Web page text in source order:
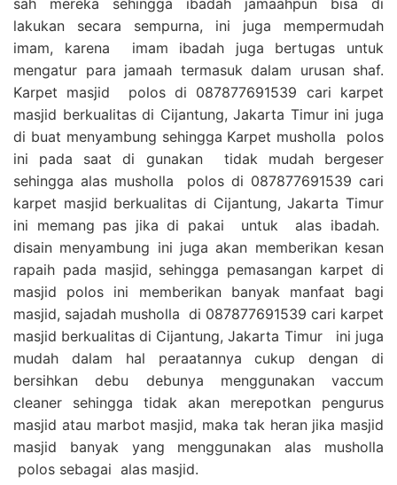
lakukan secara sempurna, ini juga mempermudah
imam, karena imam ibadah juga bertugas untuk
mengatur para jamaah termasuk dalam urusan shaf.
Karpet masjid polos di 087877691539 cari karpet
masjid berkualitas di Cijantung, Jakarta Timur ini juga
di buat menyambung sehingga Karpet musholla polos
ini pada saat di gunakan tidak mudah bergeser
sehingga alas musholla polos di 087877691539 cari
karpet masjid berkualitas di Cijantung, Jakarta Timur
ini memang pas jika di pakai untuk alas ibadah.
disain menyambung ini juga akan memberikan kesan
rapaih pada masjid, sehingga pemasangan karpet di
masjid polos ini memberikan banyak manfaat bagi
masjid, sajadah musholla di 087877691539 cari karpet
masjid berkualitas di Cijantung, Jakarta Timur ini juga
mudah dalam hal peraatannya cukup dengan di
bersihkan debu debunya menggunakan vaccum
cleaner sehingga tidak akan merepotkan pengurus
masjid atau marbot masjid, maka tak heran jika masjid
masjid banyak yang menggunakan alas musholla
polos sebagai alas masjid.